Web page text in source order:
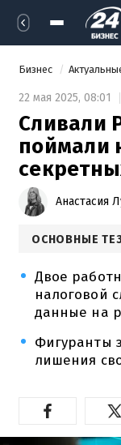
Бизнес
22 мая 2025, 08:01
Сливали
поймали
Анастасия
ОСНОВНЫЕ
Двое
налоговой
данные на
Фигуранты
лишения